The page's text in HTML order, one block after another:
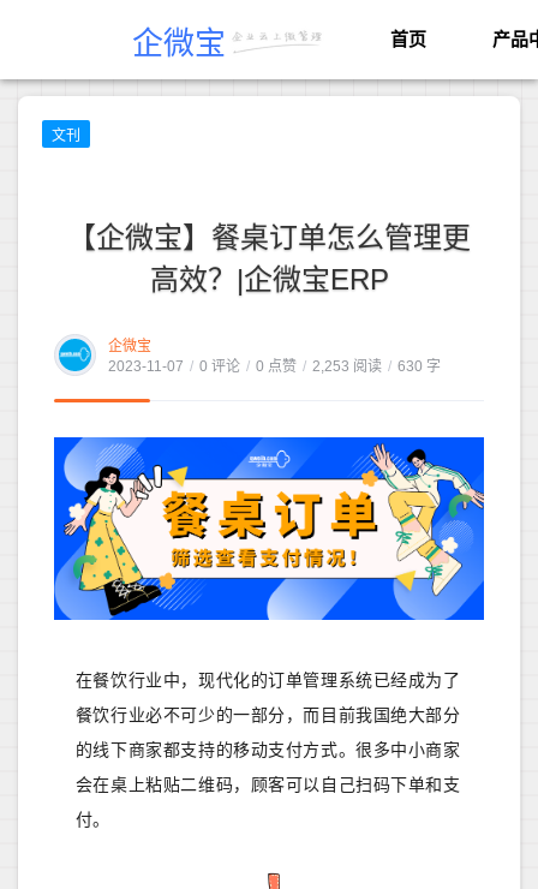
企微宝 首页 产品
文刊
【企微宝】餐桌订单怎么管理更
高效？|企微宝ERP
企微宝
2023-11-07 / 0 评论 / 0 点赞 / 2,253 阅读 / 630 字
在餐饮行业中，现代化的订单管理系统已经成为了
餐饮行业必不可少的一部分，而目前我国绝大部分
的线下商家都支持的移动支付方式。很多中小商家
会在桌上粘贴二维码，顾客可以自己扫码下单和支
付。